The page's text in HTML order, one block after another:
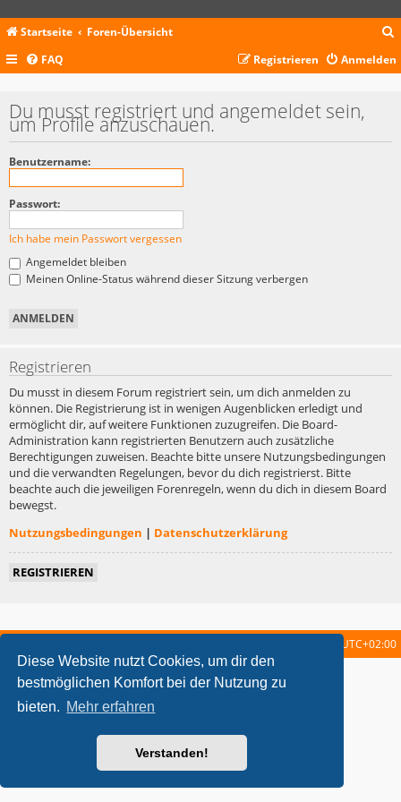
Diese Website nutzt Cookies, um dir den
bestmöglichen Komfort bei der Nutzung zu
bieten. Mehr erfahren
Verstanden!
Startseite Foren-Übersicht
c
FAQ Anmelden
Registrieren
Du musst registriert und angemeldet sein,
um Profile anzuschauen.
Benutzername:
Passwort:
Ich habe mein Passwort vergessen
Angemeldet bleiben
Meinen Online-Status während dieser Sitzung verbergen
Registrieren
Du musst in diesem Forum registriert sein, um dich anmelden zu
können. Die Registrierung ist in wenigen Augenblicken erledigt und
ermöglicht dir, auf weitere Funktionen zuzugreifen. Die Board-
Administration kann registrierten Benutzern auch zusätzliche
Berechtigungen zuweisen. Beachte bitte unsere Nutzungsbedingungen
und die verwandten Regelungen, bevor du dich registrierst. Bitte
beachte auch die jeweiligen Forenregeln, wenn du dich in diesem Board
bewegst.
Nutzungsbedingungen | Datenschutzerklärung
REGISTRIEREN
UTC+02:00
metrolike style by Eric Seguin Updated for phpBB3.2 by
Powered byphpBB ® Forum Software © phpBB Limited
Deutsche Übersetzung durch